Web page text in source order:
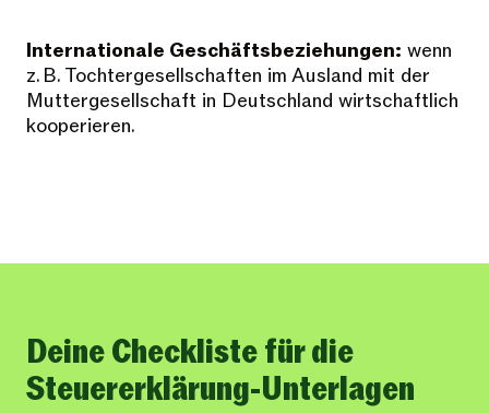
Internationale Geschäftsbeziehungen: wenn
z. B. Tochtergesellschaften im Ausland mit der
Muttergesellschaft in Deutschland wirtschaftlich
kooperieren.
Deine Checkliste für die
Steuererklärung-Unterlagen